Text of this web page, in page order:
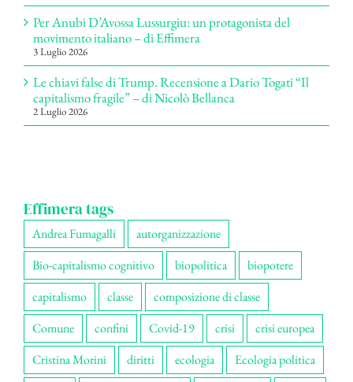
Per Anubi D’Avossa Lussurgiu: un protagonista del
movimento italiano – di Effimera
3 Luglio 2026
Le chiavi false di Trump. Recensione a Dario Togati “Il
capitalismo fragile” – di Nicolò Bellanca
2 Luglio 2026
Effimera tags
Andrea Fumagalli
autorganizzazione
Bio-capitalismo cognitivo
biopolitica
biopotere
capitalismo
classe
composizione di classe
Comune
confini Covid-19 crisi
crisi europea
Cristina Morini
diritti ecologia
Ecologia politica